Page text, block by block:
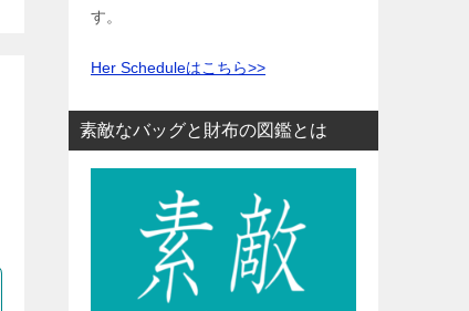
す。
Her Scheduleはこちら>>
素敵なバッグと財布の図鑑とは